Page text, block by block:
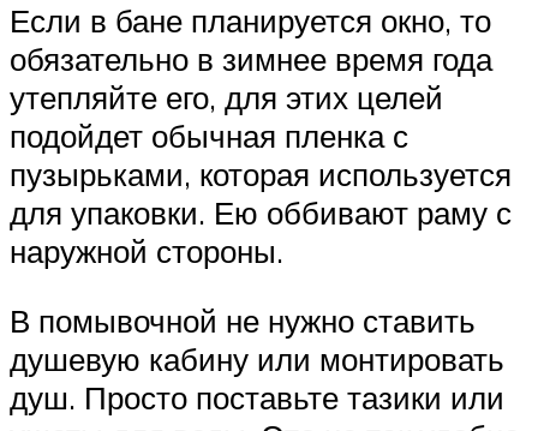
Если в бане планируется окно, то
обязательно в зимнее время года
утепляйте его, для этих целей
подойдет обычная пленка с
пузырьками, которая используется
для упаковки. Ею оббивают раму с
наружной стороны.
В помывочной не нужно ставить
душевую кабину или монтировать
душ. Просто поставьте тазики или